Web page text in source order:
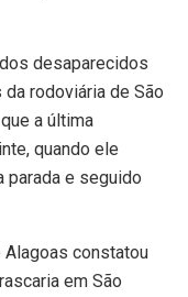
desaparecidos
rodoviária de São
a última
quando ele
parada e seguido
constatou
em São